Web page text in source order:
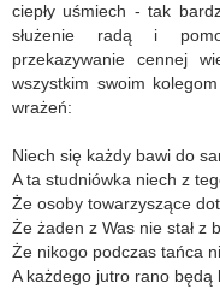
ciepły uśmiech - tak
służenie radą i
przekazywanie cennej
wszystkim swoim
wrażeń:
Niech się każdy bawi do
A ta studniówka niech z
Że osoby towarzyszące
Że żaden z Was nie stał z
Że nikogo podczas tańca
A każdego jutro rano będą